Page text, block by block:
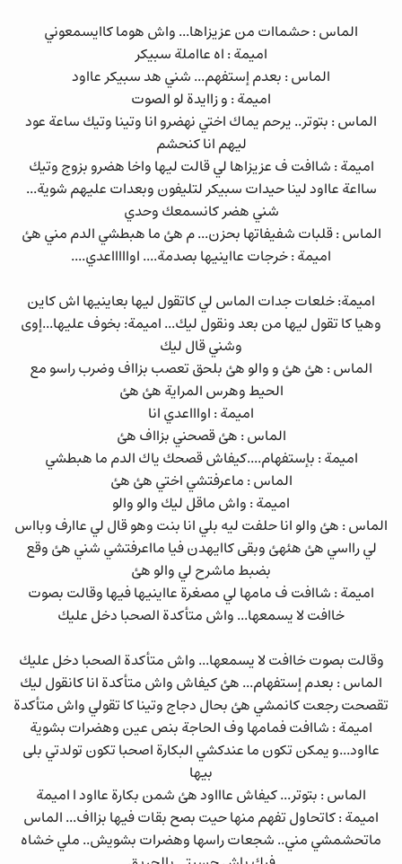
الماس : حشماات من عزيزاها... واش هوما كاايسمعوني
اميمة : اه عااملة سبيكر
الماس : بعدم إستفهم... شني هد سبيكر عااود
اميمة : و زاايدة لو الصوت
الماس : بتوتر.. يرحم يماك اختي نهضرو انا وتينا وتيك ساعة عود
ليهم انا كنحشم
اميمة : شاافت ف عزيزاها لي قالت ليها واخا هضرو بزوج وتيك
سااعة عااود لينا حيدات سبيكر لتليفون وبعدات عليهم شوية...
شني هضر كانسمعك وحدي
الماس : قلبات شفيفاتها بحزن... م هئ ما هبطشي الدم مني هئ
اميمة : خرجات عااينيها بصدمة.... اواااااعدي....
اميمة: خلعات جدات الماس لي كاتقول ليها بعاينيها اش كاين
وهيا كا تقول ليها من بعد ونقول ليك... اميمة: بخوف عليها...إوى
وشني قال ليك
الماس : هئ هئ و والو هئ بلحق تعصب بزااف وضرب راسو مع
الحيط وهرس المراية هئ هئ
اميمة : اواااعدي انا
الماس : هئ قصحني بزااف هئ
اميمة : بإستفهام....كيفاش قصحك ياك الدم ما هبطشي
الماس : ماعرفتشي اختي هئ هئ
اميمة : واش ماقل ليك والو والو
الماس : هئ والو انا حلفت ليه بلي انا بنت وهو قال لي عاارف وبااس
لي رااسي هئ هئهئ وبقى كاايهدن فيا مااعرفتشي شني هئ وقع
بضبط ماشرح لي والو هئ
اميمة : شاافت ف مامها لي مصغرة عااينيها فيها وقالت بصوت
خاافت لا يسمعها... واش متأكدة الصحبا دخل عليك
وقالت بصوت خاافت لا يسمعها... واش متأكدة الصحبا دخل عليك
الماس : بعدم إستفهام... هئ كيفاش واش متأكدة انا كانقول ليك
تقصحت رجعت كانمشي هئ بحال دجاج وتينا كا تقولي واش متأكدة
اميمة : شاافت فمامها وف الحاجة بنص عين وهضرات بشوية
عااود...و يمكن تكون ما عندكشي البكارة اصحبا تكون تولدتي بلى
بيها
الماس : بتوتر... كيفاش عاااود هئ شمن بكارة عااود ا اميمة
اميمة : كاتحاول تفهم منها حيت بصح بقات فيها بزااف... الماس
ماتحشمشي مني.. شجعات راسها وهضرات بشويش.. ملي خشاه